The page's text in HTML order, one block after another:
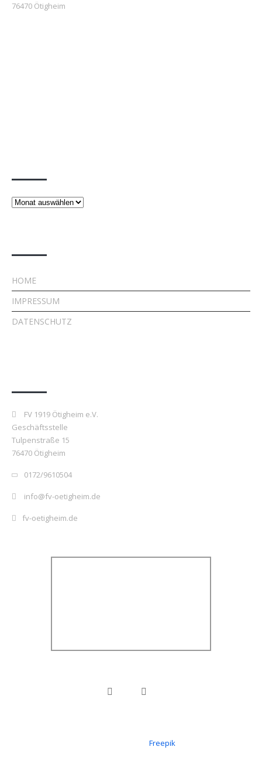
76470 Ötigheim
Beiträge
HOME
IMPRESSUM
DATENSCHUTZ
FV 1919 Ötigheim e.V.
Geschäftsstelle
Tulpenstraße 15
76470 Ötigheim
0172/9610504
info@fv-oetigheim.de
fv-oetigheim.de
Freepik